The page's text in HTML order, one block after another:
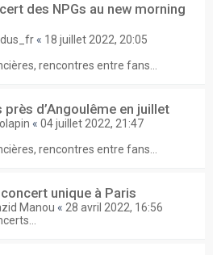
des NPGs au new morning
« 18 juillet 2022, 20:05
rencontres entre fans...
d’Angoulême en juillet
« 04 juillet 2022, 21:47
rencontres entre fans...
unique à Paris
Manou « 28 avril 2022, 16:56